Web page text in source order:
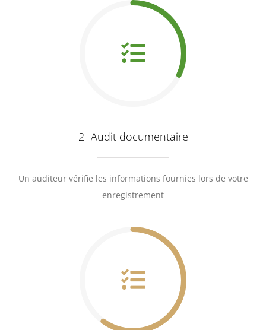
2- Audit documentaire
Un auditeur vérifie les informations fournies lors de votre
enregistrement